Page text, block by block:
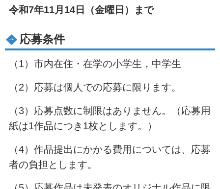
令和7年11月14日（金曜日）まで
応募条件
（1）市内在住・在学の小学生，中学生
（2）応募は個人での応募に限ります。
（3）応募点数に制限はありません。（応募用
紙は1作品につき1枚とします。）
（4）作品提出にかかる費用については、応募
者の負担とします。